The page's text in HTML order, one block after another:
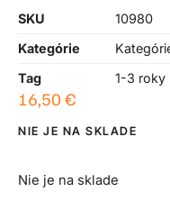
SKU
10980
Kategórie
Tag
1-3 roky
16,50 €
NIE JE NA SKLADE
Nie je na sklade